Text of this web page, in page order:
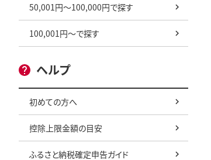
50,001円～100,000円で探す
100,001円～で探す
ヘルプ
初めての方へ
控除上限金額の目安
ふるさと納税確定申告ガイド